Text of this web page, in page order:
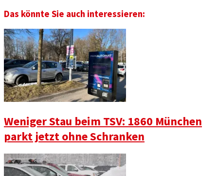
Das könnte Sie auch interessieren:
Weniger Stau beim TSV: 1860 München
parkt jetzt ohne Schranken